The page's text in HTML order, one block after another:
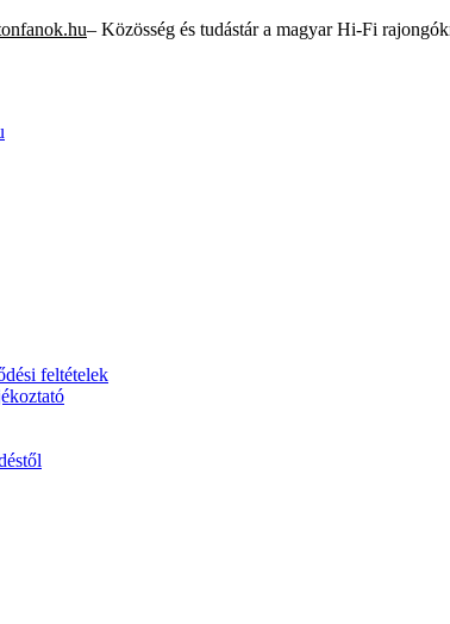
– Közösség és tudástár a magyar Hi-Fi
feltételek